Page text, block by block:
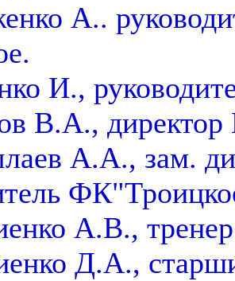
А..
И.,
В.А.,
А.А., зам.
А.В.,
Д.А.,